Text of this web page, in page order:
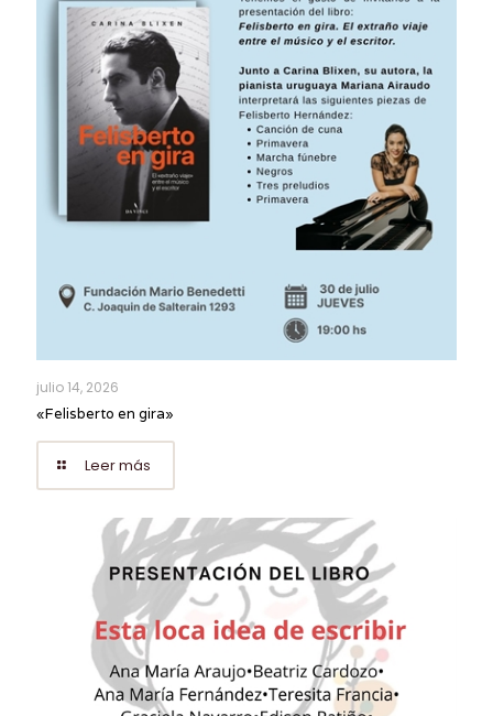
julio 14, 2026
«Felisberto en gira»
Leer más